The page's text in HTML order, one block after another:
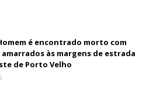
Homem é encontrado morto com
amarrados às margens de estrada
de Porto Velho